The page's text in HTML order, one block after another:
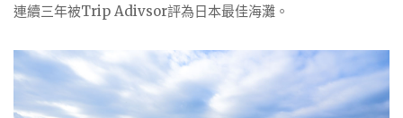
連續三年被Trip Adivsor評為日本最佳海灘。